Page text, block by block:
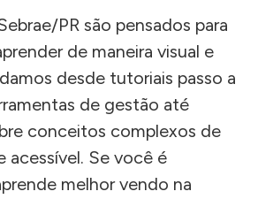
PR são pensados para
de maneira visual e
desde tutoriais passo a
de gestão até
conceitos complexos de
acessível. Se você é
melhor vendo na